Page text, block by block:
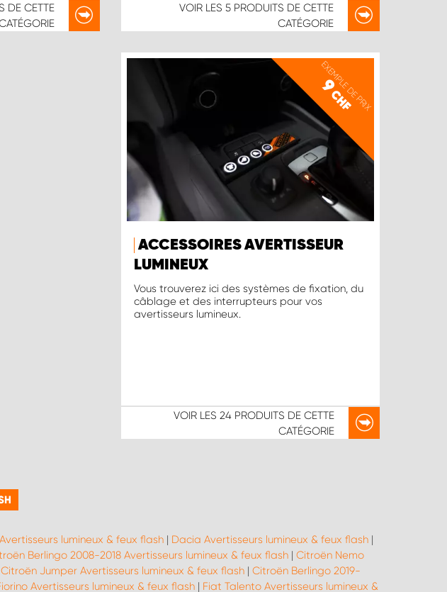
DE CETTE
VOIR LES5 PRODUITS DE CETTE
CATÉGORIE
EXEMPLE DE PRIX
9
CHF
ACCESSOIRES AVERTISSEUR
LUMINEUX
Vous trouverez ici des systèmes de fixation, du
câblage et des interrupteurs pour vos
avertisseurs lumineux.
VOIR LES 24 PRODUITS DE CETTE
CATÉGORIE
lumineux & feux flash | Dacia Avertisseurs lumineux & feux flash |
Berlingo 2008-2018 Avertisseurs lumineux & feux flash | Citroën Nemo
Citroën Jumper Avertisseurs lumineux & feux flash | Citroën Berlingo 2019-
Avertisseurs lumineux & feux flash| Fiat Talento Avertisseurs lumineux &